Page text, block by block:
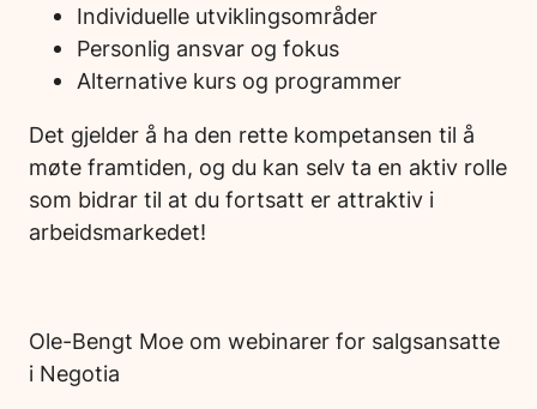
Individuelle utviklingsområder
Personlig ansvar og fokus
Alternative kurs og programmer
Det gjelder å ha den rette kompetansen til å
møte framtiden, og du kan selv ta en aktiv rolle
som bidrar til at du fortsatt er attraktiv i
arbeidsmarkedet!
Ole-Bengt Moe om webinarer for salgsansatte
i Negotia